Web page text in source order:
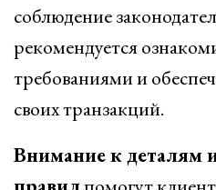
соблюдение
рекомендуется
требованиями и
своих транзакций.
Внимание к деталям